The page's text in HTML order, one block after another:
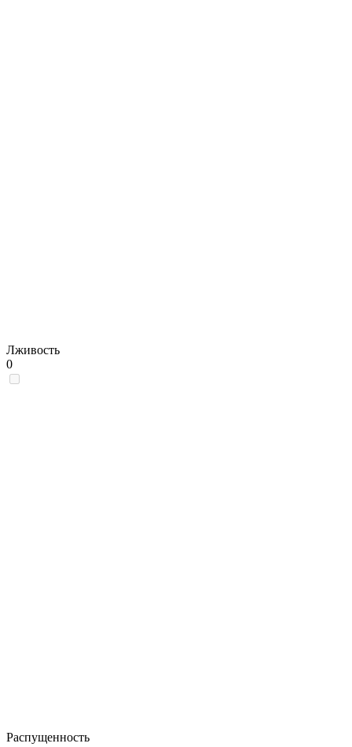
Лживость
0
Распущенность